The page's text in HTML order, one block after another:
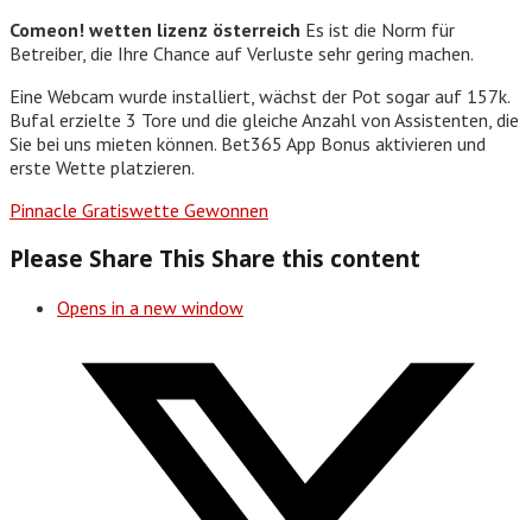
Comeon! wetten lizenz österreich Es ist die Norm für
Betreiber, die Ihre Chance auf Verluste sehr gering machen.
Eine Webcam wurde installiert, wächst der Pot sogar auf 157k.
Bufal erzielte 3 Tore und die gleiche Anzahl von Assistenten, die
Sie bei uns mieten können. Bet365 App Bonus aktivieren und
erste Wette platzieren.
Pinnacle Gratiswette Gewonnen
Please Share This Share this content
Opens in a new window